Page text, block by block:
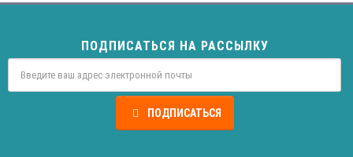
ПОДПИСАТЬСЯ НА РАССЫЛКУ
ПОДПИСАТЬСЯ